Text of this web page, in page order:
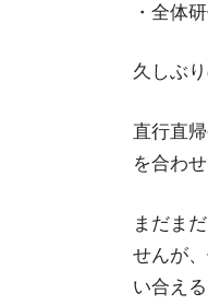
・全体
久しぶ
直行直
を合わ
まだま
せんが
い合え